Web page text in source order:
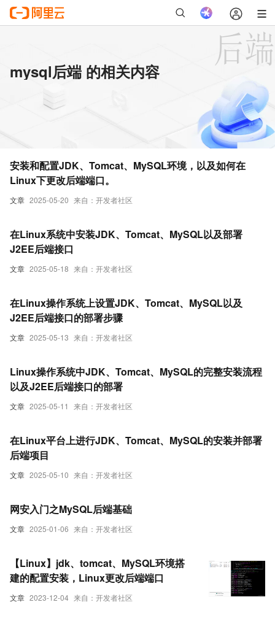
mysql后端 的相关内容
文章 2025-05-20 来自：开发者社区
安装和配置JDK、Tomcat、MySQL环境，以及如何在
Linux下更改后端端口。
文章 2025-05-18 来自：开发者社区
在Linux系统中安装JDK、Tomcat、MySQL以及部署
J2EE后端接口
文章 2025-05-13 来自：开发者社区
在Linux操作系统上设置JDK、Tomcat、MySQL以及
J2EE后端接口的部署步骤
文章 2025-05-11 来自：开发者社区
Linux操作系统中JDK、Tomcat、MySQL的完整安装流程
以及J2EE后端接口的部署
文章 2025-05-10 来自：开发者社区
在Linux平台上进行JDK、Tomcat、MySQL的安装并部署
后端项目
文章 2025-01-06 来自：开发者社区
网安入门之MySQL后端基础
文章 2023-12-04 来自：开发者社区
【Linux】jdk、tomcat、MySQL环境搭
建的配置安装，Linux更改后端端口